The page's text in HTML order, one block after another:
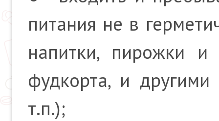
питания не в
напитки, пирожки
фудкорта, и
т.п.);